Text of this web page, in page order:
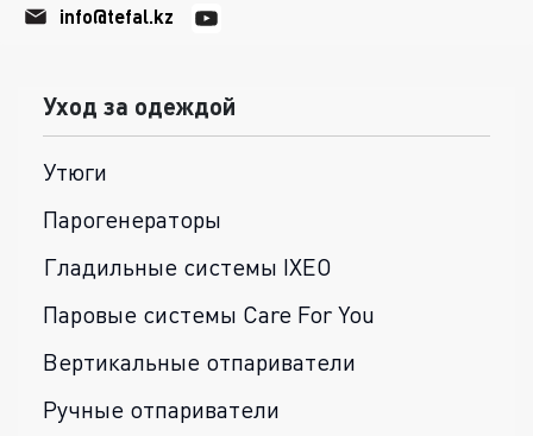
info@tefal.kz
Уход за одеждой
Утюги
Парогенераторы
Гладильные системы IXEO
Паровые системы Care For You
Вертикальные отпариватели
Ручные отпариватели